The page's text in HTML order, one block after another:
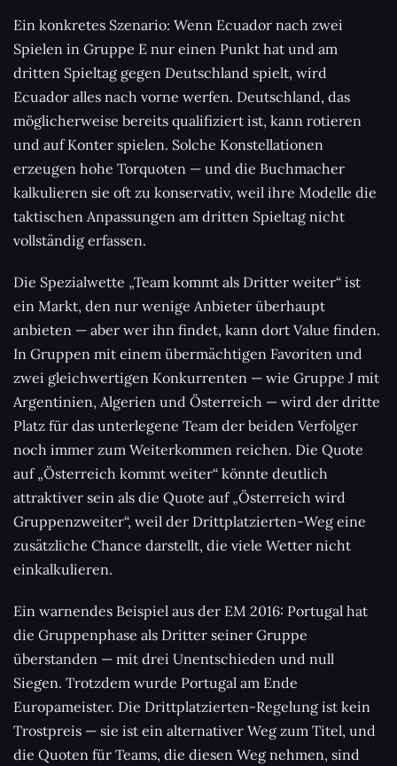
Ein konkretes Szenario: Wenn Ecuador nach zwei
Spielen in Gruppe E nur einen Punkt hat und am
dritten Spieltag gegen Deutschland spielt, wird
Ecuador alles nach vorne werfen. Deutschland, das
möglicherweise bereits qualifiziert ist, kann rotieren
und auf Konter spielen. Solche Konstellationen
erzeugen hohe Torquoten — und die Buchmacher
kalkulieren sie oft zu konservativ, weil ihre Modelle die
taktischen Anpassungen am dritten Spieltag nicht
vollständig erfassen.
Die Spezialwette „Team kommt als Dritter weiter“ ist
ein Markt, den nur wenige Anbieter überhaupt
anbieten — aber wer ihn findet, kann dort Value finden.
In Gruppen mit einem übermächtigen Favoriten und
zwei gleichwertigen Konkurrenten — wie Gruppe J mit
Argentinien, Algerien und Österreich — wird der dritte
Platz für das unterlegene Team der beiden Verfolger
noch immer zum Weiterkommen reichen. Die Quote
auf „Österreich kommt weiter“ könnte deutlich
attraktiver sein als die Quote auf „Österreich wird
Gruppenzweiter“, weil der Drittplatzierten-Weg eine
zusätzliche Chance darstellt, die viele Wetter nicht
einkalkulieren.
Ein warnendes Beispiel aus der EM 2016: Portugal hat
die Gruppenphase als Dritter seiner Gruppe
überstanden — mit drei Unentschieden und null
Siegen. Trotzdem wurde Portugal am Ende
Europameister. Die Drittplatzierten-Regelung ist kein
Trostpreis — sie ist ein alternativer Weg zum Titel, und
die Quoten für Teams, die diesen Weg nehmen, sind